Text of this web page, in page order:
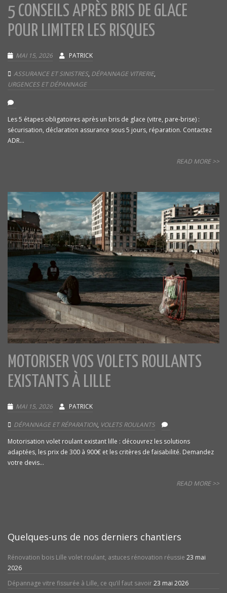
5 CONSEILS APRÈS BRIS DE GLACE
POUR LIMITER LES RISQUES
MAI 15, 2026 PATRICK
ASSURANCE ET SINISTRES, DÉPANNAGE VITRERIE,
URGENCES ET DÉPANNAGE
Les 5 étapes obligatoires après un bris de glace (vitre, pare-brise) :
sécurisation, déclaration assurance sous 5 jours, réparation. Contactez
ADR...
READ MORE >>
MOTORISER VOS VOLETS ROULANTS
EXISTANTS À LILLE
MAI 15, 2026 PATRICK
DÉPANNAGE ET RÉPARATION, VOLETS ROULANTS
Motorisation volet roulant existant lille : découvrez les solutions
adaptées, les prix de 300 à 900€ et les critères de faisabilité. Demandez
votre devis...
READ MORE >>
Quelques-uns de nos derniers chantiers
Rénovation bois Lille volet roulant, astuces rénovation réussie 23 mai
2026
Dépannage vitre fissurée à Lille, ce qu’il faut savoir23 mai 2026